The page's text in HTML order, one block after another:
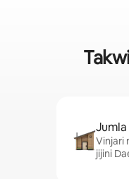
Vinjari
jijini